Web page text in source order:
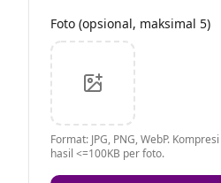
Foto (opsional, maksimal 5)
Format: JPG, PNG, WebP.
hasil <=100KB per foto.